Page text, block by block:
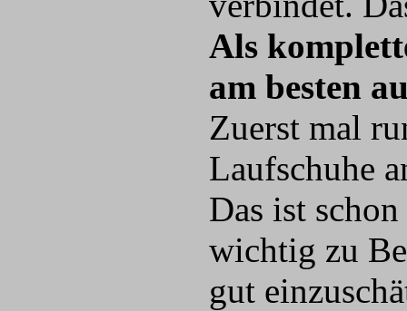
Als
am besten
Zuerst mal
Laufschuhe
Das ist
wichtig zu
gut